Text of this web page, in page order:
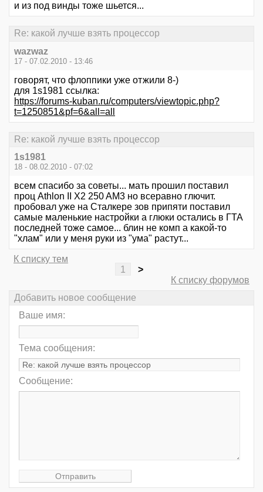
и из под винды тоже шьется...
Re: какой лучше взять процессор
wazwaz
17 - 07.02.2010 - 13:46
говорят, что флоппики уже отжили 8-)
для 1s1981 ссылка:
https://forums-kuban.ru/computers/viewtopic.php?
t=1250851&pf=6&all=all
Re: какой лучше взять процессор
1s1981
18 - 08.02.2010 - 07:02
всем спасибо за советы... мать прошил поставил
проц Athlon II X2 250 AM3 но всеравно глючит.
пробовал уже на Сталкере зов припяти поставил
самые маленькие настройки а глюки остались в ГТА
последней тоже самое... блин не комп а какой-то
"хлам" или у меня руки из "ума" растут...
К списку тем
1
>
К списку форумов
Добавить новое сообщение
Ваше имя:
Тема сообщения:
Сообщение: